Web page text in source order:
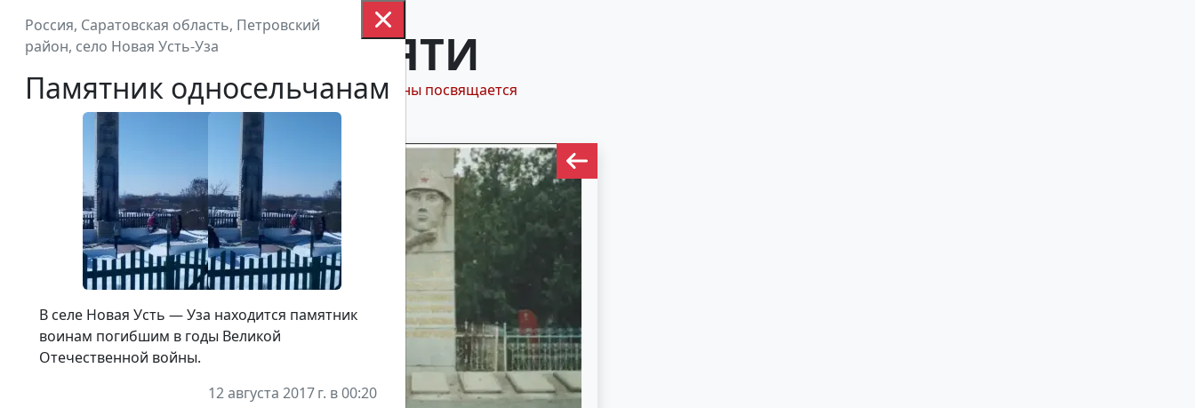
КАРТА ПАМЯТИ
Воинам Великой Отечественной войны посвящается
Россия, Саратовская область, Петровский
район, село Новая Усть-Уза
Памятник односельчанам
В селе Новая Усть — Уза находится памятник
воинам погибшим в годы Великой
Отечественной войны.
12 августа 2017 г. в 00:20